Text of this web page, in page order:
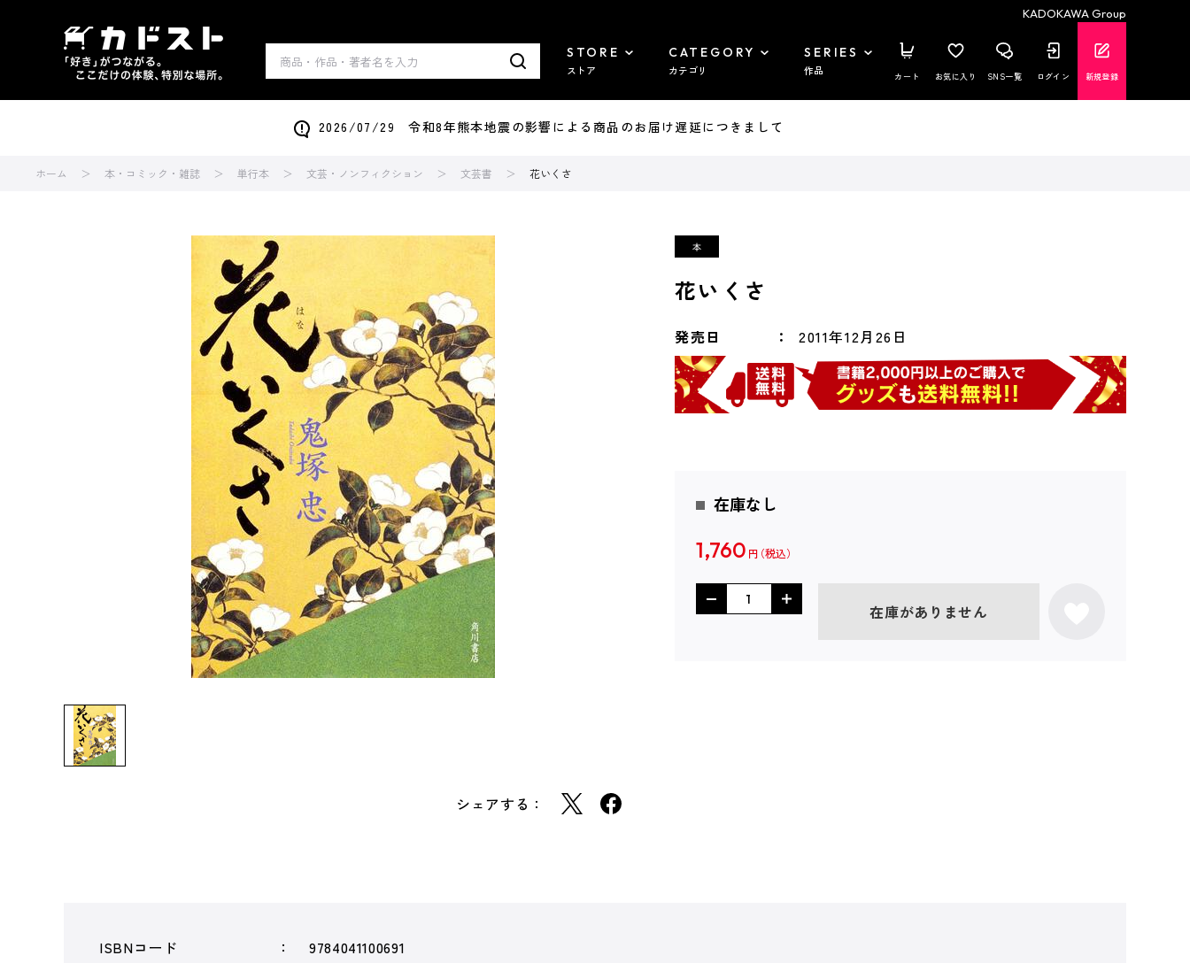
KADOKAWA Group
STORE
ストア
CATEGORY
カテゴリ
SERIES
作品 カート お気に入り SNS一覧 ログイン 新規登録
2026/07/29 令和8年熊本地震の影響による商品のお届け遅延につきまして
ホーム 本・コミック・雑誌 単行本 文芸・ノンフィクション 文芸書 花いくさ
シェアする：
花いくさ
発売日 2011年12月26日
在庫なし
1,760 円
在庫がありません
ISBNコード
9784041100691